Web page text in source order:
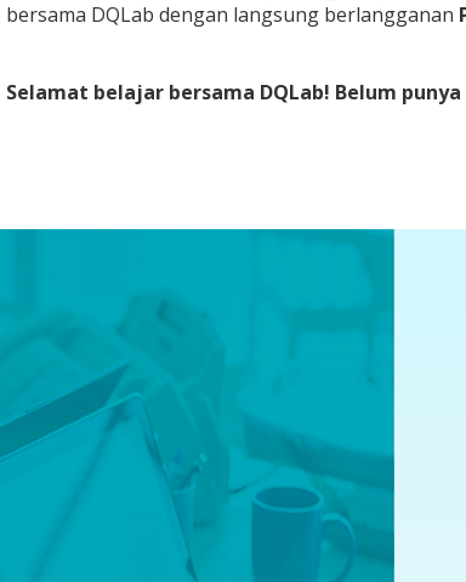
bersama DQLab dengan langsung berlangganan
Selamat belajar bersama DQLab! Belum punya